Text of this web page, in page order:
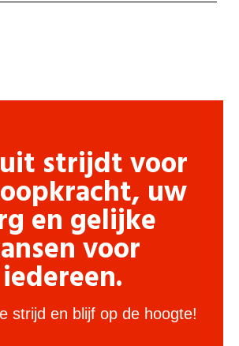
strijdt voor
uw
en gelijke
voor
iedereen.
strijd en blijf op de hoogte!